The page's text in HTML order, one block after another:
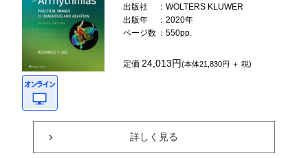
出版社
：WOLTERS KLUWER
出版年
：2020年
ページ数 ：550pp.
定価24,013円(本体21,830円 ＋ 税)
詳しく見る